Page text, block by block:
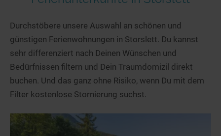
Durchstöbere unsere Auswahl an schönen und
günstigen Ferienwohnungen in Storslett. Du kannst
sehr differenziert nach Deinen Wünschen und
Bedürfnissen filtern und Dein Traumdomizil direkt
buchen. Und das ganz ohne Risiko, wenn Du mit dem
Filter kostenlose Stornierung suchst.